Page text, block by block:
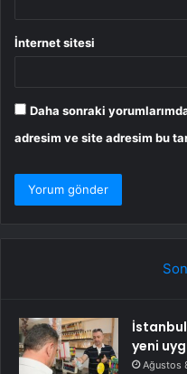
İnternet sitesi
Daha sonraki
adresim ve site adresim bu
yeni
Ağustos